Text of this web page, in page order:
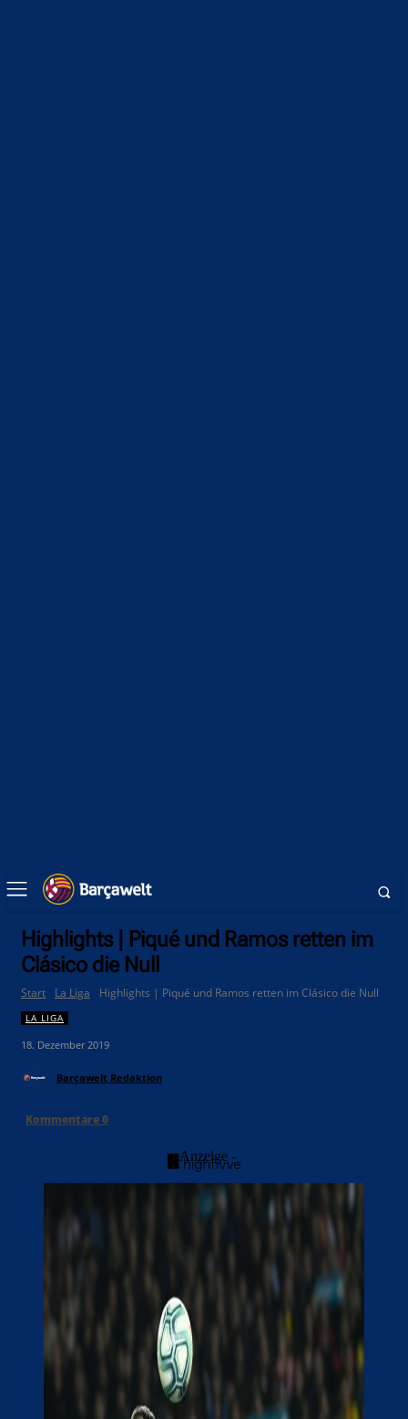
Highlights | Piqué und Ramos retten im
Clásico die Null
Start La Liga Highlights | Piqué und Ramos retten im Clásico die Null
LA LIGA
18. Dezember 2019
Barçawelt Redaktion
Kommentare0
- Anzeige -